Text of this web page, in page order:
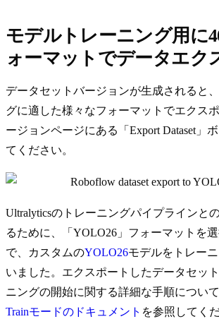
モデルトレーニング用に
ォーマットでデータエク
データセットバージョンが生成されると
グに適した様々なフォーマットでエクス
ージョンページにある「Export Dataset」
てください。
Ultralyticsのトレーニングパイプラインと
るために、「YOLO26」フォーマットを
で、カスタムのYOLO26モデルをトレー
いました。エクスポートしたデータセッ
ニングの開始に関する詳細な手順について
Trainモードのドキュメント を参照してく